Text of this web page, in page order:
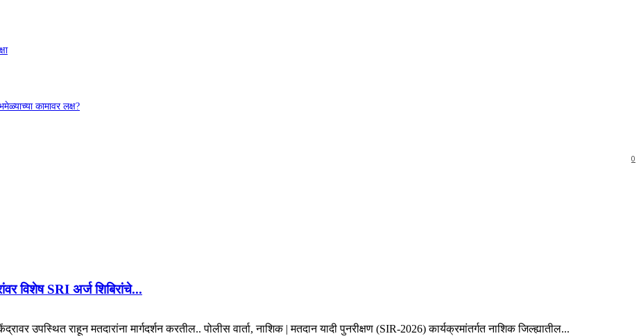
कामावर लक्ष?
0
विशेष SRI अर्ज शिबिरांचे...
उपस्थित राहून मतदारांना मार्गदर्शन करतील.. पोलीस वार्ता, नाशिक | मतदान यादी पुनरीक्षण (SIR-2026) कार्यक्रमांतर्गत नाशिक जिल्ह्यातील...